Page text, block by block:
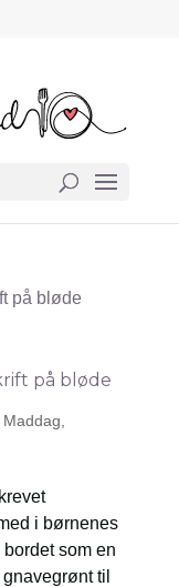
på bløde
i børnenes
som en
til